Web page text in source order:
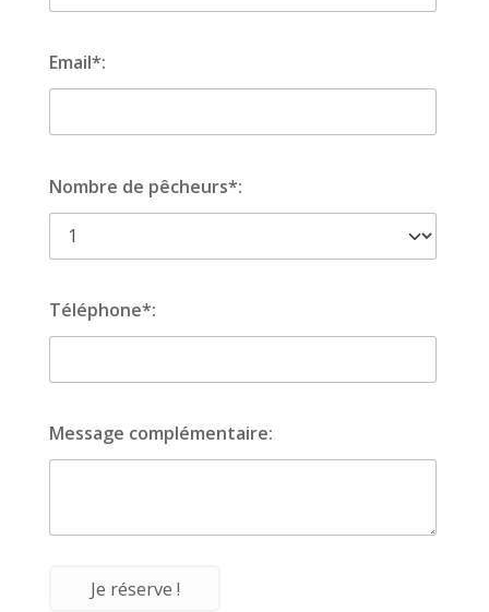
Email*:
Nombre de pêcheurs*:
Téléphone*:
Message complémentaire: